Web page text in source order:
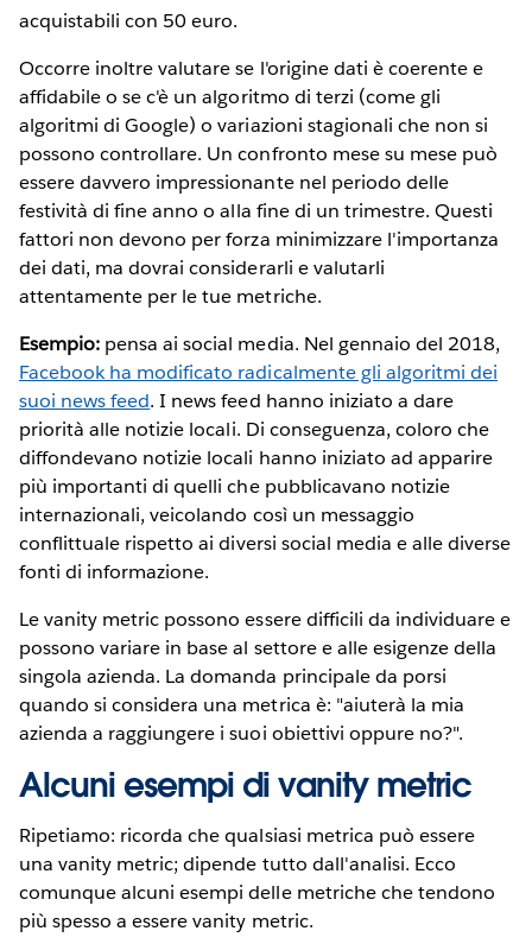
acquistabili con 50 euro.
Occorre inoltre valutare se l'origine dati è coerente e
affidabile o se c'è un algoritmo di terzi (come gli
algoritmi di Google) o variazioni stagionali che non si
possono controllare. Un confronto mese su mese può
essere davvero impressionante nel periodo delle
festività di fine anno o alla fine di un trimestre. Questi
fattori non devono per forza minimizzare l'importanza
dei dati, ma dovrai considerarli e valutarli
attentamente per le tue metriche.
Esempio: pensa ai social media. Nel gennaio del 2018,
Facebook ha modificato radicalmente gli algoritmi dei
suoi news feed. I news feed hanno iniziato a dare
priorità alle notizie locali. Di conseguenza, coloro che
diffondevano notizie locali hanno iniziato ad apparire
più importanti di quelli che pubblicavano notizie
internazionali, veicolando così un messaggio
conflittuale rispetto ai diversi social media e alle diverse
fonti di informazione.
Le vanity metric possono essere difficili da individuare e
possono variare in base al settore e alle esigenze della
singola azienda. La domanda principale da porsi
quando si considera una metrica è: "aiuterà la mia
azienda a raggiungere i suoi obiettivi oppure no?".
Alcuni esempi di vanity metric
Ripetiamo: ricorda che qualsiasi metrica può essere
una vanity metric; dipende tutto dall'analisi. Ecco
comunque alcuni esempi delle metriche che tendono
più spesso a essere vanity metric.